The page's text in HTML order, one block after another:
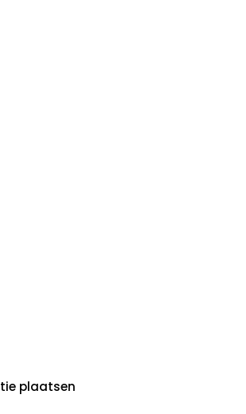
plaatsen